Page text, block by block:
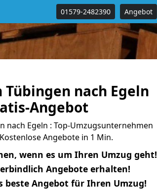
01579-2482390 Angebot
Tübingen nach Egeln
Angebot
nach Egeln : Top-Umzugsunternehmen
Angebote in 1 Min.
wenn es um Ihren Umzug geht!
Angebote erhalten!
beste Angebot für Ihren Umzug!